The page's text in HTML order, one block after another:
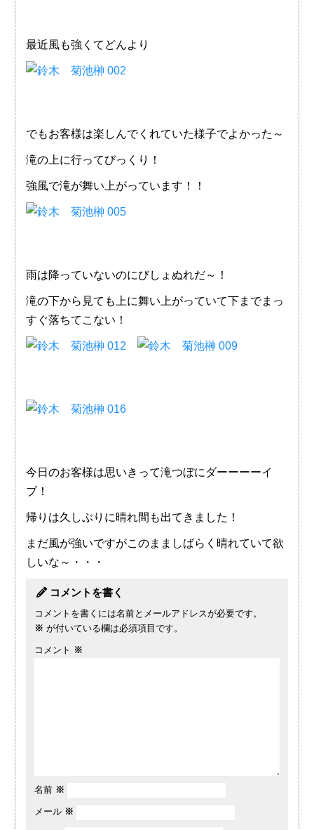
最近風も強くてどんより
でもお客様は楽しんでくれていた様子でよかった～
滝の上に行ってびっくり！
強風で滝が舞い上がっています！！
雨は降っていないのにびしょぬれだ～！
滝の下から見ても上に舞い上がっていて下までまっ
すぐ落ちてこない！
今日のお客様は思いきって滝つぼにダーーーーイ
ブ！
帰りは久しぶりに晴れ間も出てきました！
まだ風が強いですがこのまましばらく晴れていて欲
しいな～・・・
コメントを書く
コメントを書くには名前とメールアドレスが必要です。
※ が付いている欄は必須項目です。
コメント ※
名前 ※
メール ※